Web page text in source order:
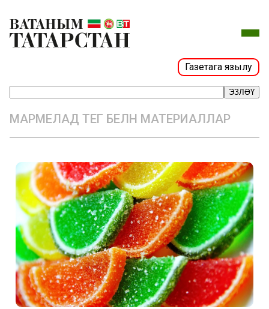
Газетага язылу
ЭЗЛӘҮ
МАРМЕЛАД ТЕГ БЕЛӘН МАТЕРИАЛЛАР